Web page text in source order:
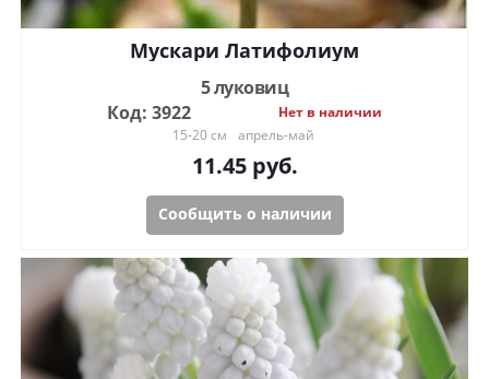
Мускари Латифолиум
5 луковиц
Код: 3922
Нет в наличии
15-20 см
апрель-май
11.45руб.
Сообщить о наличии